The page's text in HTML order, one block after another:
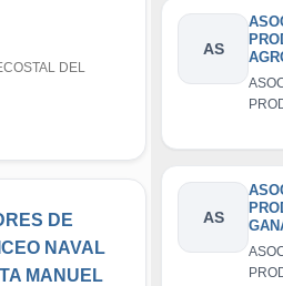
DEL
DE
NAVAL
MANUEL
AS
LA
LA
AS